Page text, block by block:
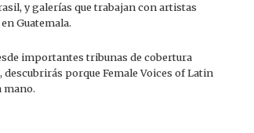
y galerías que trabajan con artistas
en Guatemala.
importantes tribunas de cobertura
porque Female Voices of Latin
mano.